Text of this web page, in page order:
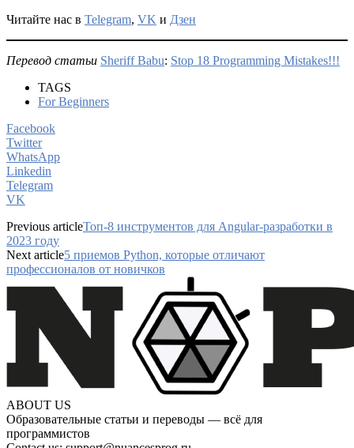
Читайте нас в Telegram, VK и Дзен
Перевод статьи Sheriff Babu: Stop 18 Programming Mistakes!!!
TAGS
For Beginners
Facebook
Twitter
WhatsApp
Linkedin
Telegram
VK
Previous articleТоп-8 инструментов для Angular-разработки в
2023 году
Next article5 приемов Python, которые отличают
профессионалов от новичков
ABOUT US
Образовательные статьи и переводы — всё для
программистов